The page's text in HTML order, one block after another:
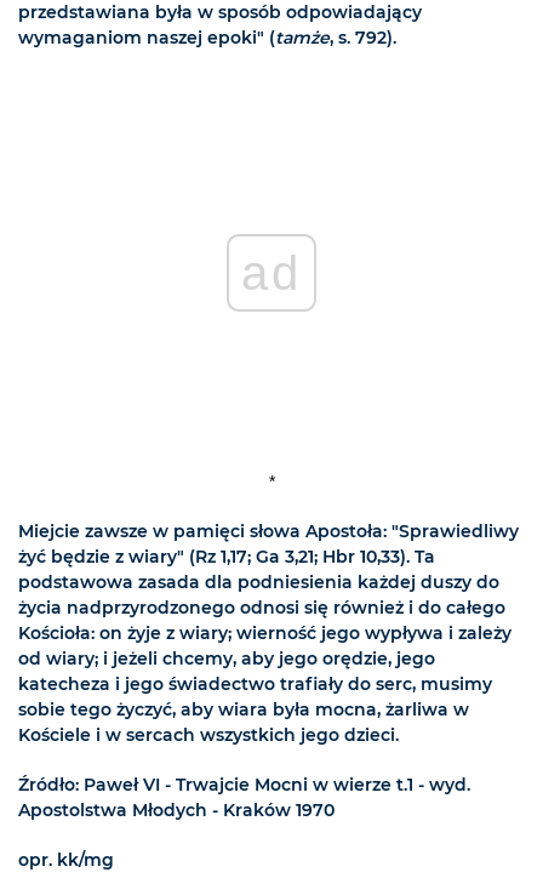
przedstawiana była w sposób odpowiadający
wymaganiom naszej epoki" (tamże, s. 792).
ad
*
Miejcie zawsze w pamięci słowa Apostoła: "Sprawiedliwy
żyć będzie z wiary" (Rz 1,17; Ga 3,21; Hbr 10,33). Ta
podstawowa zasada dla podniesienia każdej duszy do
życia nadprzyrodzonego odnosi się również i do całego
Kościoła: on żyje z wiary; wierność jego wypływa i zależy
od wiary; i jeżeli chcemy, aby jego orędzie, jego
katecheza i jego świadectwo trafiały do serc, musimy
sobie tego życzyć, aby wiara była mocna, żarliwa w
Kościele i w sercach wszystkich jego dzieci.
Źródło: Paweł VI - Trwajcie Mocni w wierze t.1 - wyd.
Apostolstwa Młodych - Kraków 1970
opr. kk/mg